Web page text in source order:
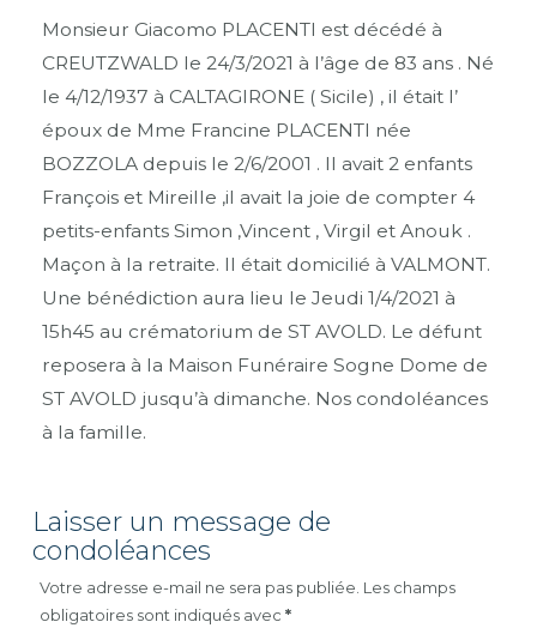
Monsieur Giacomo PLACENTI est décédé à
CREUTZWALD le 24/3/2021 à l’âge de 83 ans . Né
le 4/12/1937 à CALTAGIRONE ( Sicile) , il était l’
époux de Mme Francine PLACENTI née
BOZZOLA depuis le 2/6/2001 . Il avait 2 enfants
François et Mireille ,il avait la joie de compter 4
petits-enfants Simon ,Vincent , Virgil et Anouk .
Maçon à la retraite. Il était domicilié à VALMONT.
Une bénédiction aura lieu le Jeudi 1/4/2021 à
15h45 au crématorium de ST AVOLD. Le défunt
reposera à la Maison Funéraire Sogne Dome de
ST AVOLD jusqu’à dimanche. Nos condoléances
à la famille.
Laisser un message de
condoléances
Votre adresse e-mail ne sera pas publiée. Les champs
obligatoires sont indiqués avec*